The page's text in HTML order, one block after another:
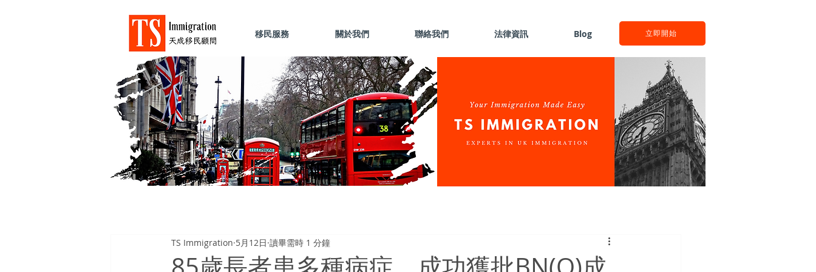
移民服務 關於我們 聯絡我們 法律資訊 Blog 立即開始
TS Immigration 5月12日 讀畢需時 1 分鐘